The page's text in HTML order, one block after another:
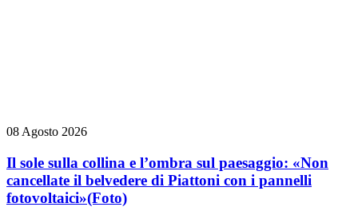
08 Agosto 2026
Il sole sulla collina e l’ombra sul paesaggio: «Non
cancellate il belvedere di Piattoni con i pannelli
fotovoltaici»(Foto)